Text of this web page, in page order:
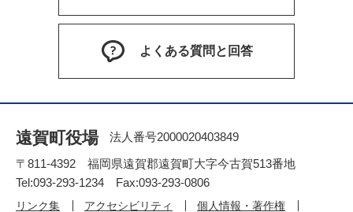
よくある質問と回答
遠賀町役場
法人番号2000020403849
〒811-4392 福岡県遠賀郡遠賀町大字今古賀513番地
Tel:093-293-1234 Fax:093-293-0806
リンク集 アクセシビリティ 個人情報・著作権